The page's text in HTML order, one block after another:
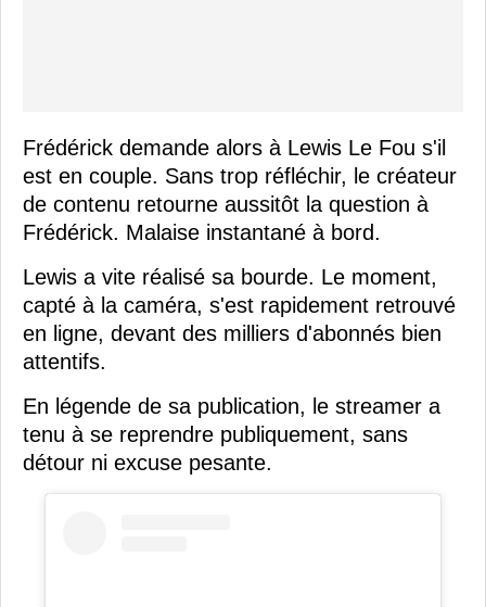
Frédérick demande alors à Lewis Le Fou s'il
est en couple. Sans trop réfléchir, le créateur
de contenu retourne aussitôt la question à
Frédérick. Malaise instantané à bord.
Lewis a vite réalisé sa bourde. Le moment,
capté à la caméra, s'est rapidement retrouvé
en ligne, devant des milliers d'abonnés bien
attentifs.
En légende de sa publication, le streamer a
tenu à se reprendre publiquement, sans
détour ni excuse pesante.